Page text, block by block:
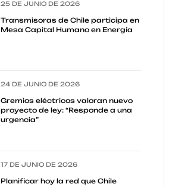
25 DE JUNIO DE 2026
Transmisoras de Chile participa en
Mesa Capital Humano en Energía
24 DE JUNIO DE 2026
Gremios eléctricos valoran nuevo
proyecto de ley: “Responde a una
urgencia”
17 DE JUNIO DE 2026
Planificar hoy la red que Chile